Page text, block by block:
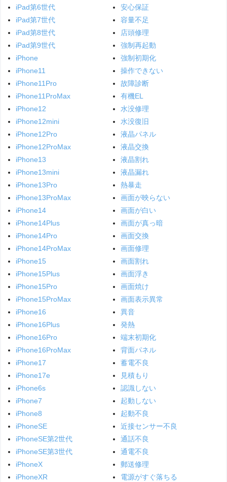
iPad第6世代
iPad第7世代
iPad第8世代
iPad第9世代
iPhone
iPhone11
iPhone11Pro
iPhone11ProMax
iPhone12
iPhone12mini
iPhone12Pro
iPhone12ProMax
iPhone13
iPhone13mini
iPhone13Pro
iPhone13ProMax
iPhone14
iPhone14Plus
iPhone14Pro
iPhone14ProMax
iPhone15
iPhone15Plus
iPhone15Pro
iPhone15ProMax
iPhone16
iPhone16Plus
iPhone16Pro
iPhone16ProMax
iPhone17
iPhone17e
iPhone6s
iPhone7
iPhone8
iPhoneSE
iPhoneSE第2世代
iPhoneSE第3世代
iPhoneX
iPhoneXR
安心保証
容量不足
店頭修理
強制再起動
強制初期化
操作できない
故障診断
有機EL
水没修理
水没復旧
液晶パネル
液晶交換
液晶割れ
液晶漏れ
熱暴走
画面が映らない
画面が白い
画面が真っ暗
画面交換
画面修理
画面割れ
画面浮き
画面焼け
画面表示異常
異音
発熱
端末初期化
背面パネル
蓄電不良
見積もり
認識しない
起動しない
起動不良
近接センサー不良
通話不良
通電不良
郵送修理
電源がすぐ落ちる